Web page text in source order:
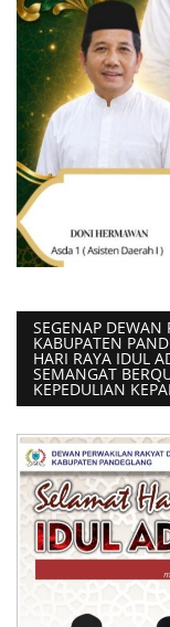
SEGENAP DEWAN
KABUPATEN
HARI RAYA IDUL
SEMANGAT
KEPEDULIAN